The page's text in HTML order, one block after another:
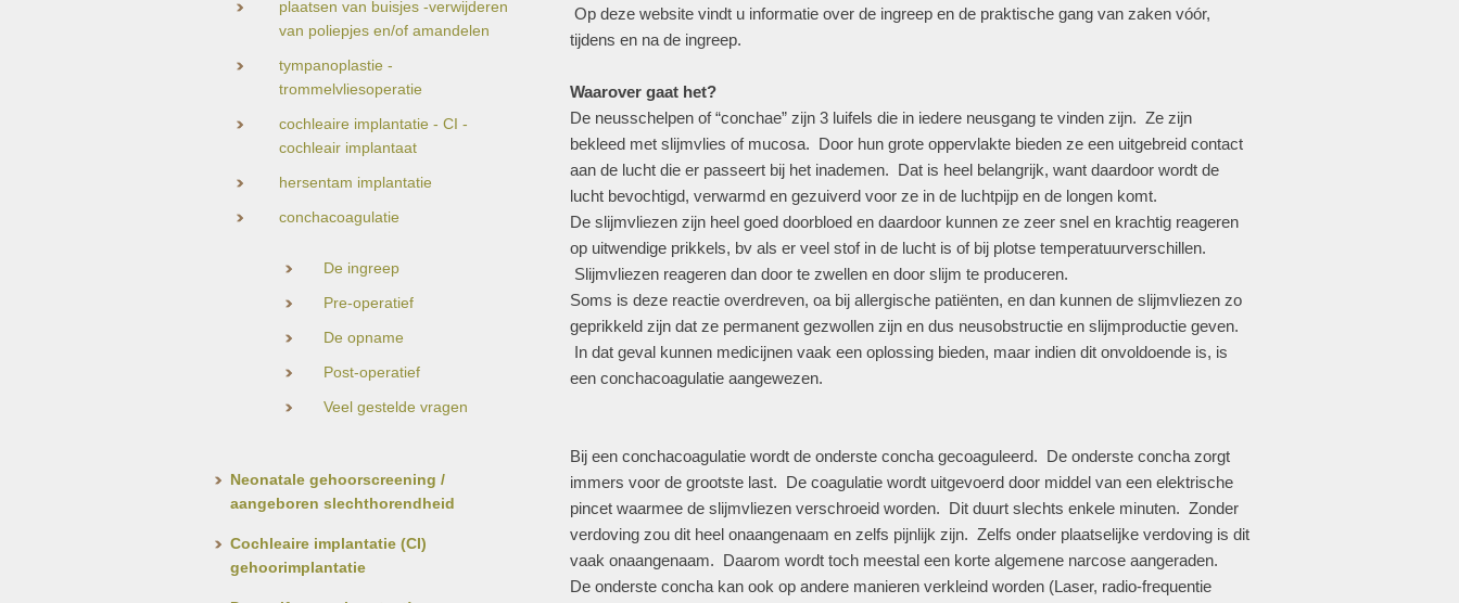
plaatsen van buisjes -verwijderen
van poliepjes en/of amandelen
tympanoplastie -
trommelvliesoperatie
cochleaire implantatie - CI -
cochleair implantaat
hersentam implantatie
conchacoagulatie
De ingreep
Pre-operatief
De opname
Post-operatief
Veel gestelde vragen
Neonatale gehoorscreening /
aangeboren slechthorendheid
Cochleaire implantatie (CI)
gehoorimplantatie
Op deze website vindt u informatie over de ingreep en de praktische gang van zaken vóór,
tijdens en na de ingreep.
Waarover gaat het?
De neusschelpen of “conchae” zijn 3 luifels die in iedere neusgang te vinden zijn. Ze zijn
bekleed met slijmvlies of mucosa. Door hun grote oppervlakte bieden ze een uitgebreid contact
aan de lucht die er passeert bij het inademen. Dat is heel belangrijk, want daardoor wordt de
lucht bevochtigd, verwarmd en gezuiverd voor ze in de luchtpijp en de longen komt.
De slijmvliezen zijn heel goed doorbloed en daardoor kunnen ze zeer snel en krachtig reageren
op uitwendige prikkels, bv als er veel stof in de lucht is of bij plotse temperatuurverschillen.
Slijmvliezen reageren dan door te zwellen en door slijm te produceren.
Soms is deze reactie overdreven, oa bij allergische patiënten, en dan kunnen de slijmvliezen zo
geprikkeld zijn dat ze permanent gezwollen zijn en dus neusobstructie en slijmproductie geven.
In dat geval kunnen medicijnen vaak een oplossing bieden, maar indien dit onvoldoende is, is
een conchacoagulatie aangewezen.
Bij een conchacoagulatie wordt de onderste concha gecoaguleerd. De onderste concha zorgt
immers voor de grootste last. De coagulatie wordt uitgevoerd door middel van een elektrische
pincet waarmee de slijmvliezen verschroeid worden. Dit duurt slechts enkele minuten. Zonder
verdoving zou dit heel onaangenaam en zelfs pijnlijk zijn. Zelfs onder plaatselijke verdoving is dit
vaak onaangenaam. Daarom wordt toch meestal een korte algemene narcose aangeraden.
De onderste concha kan ook op andere manieren verkleind worden (Laser, radio-frequentie